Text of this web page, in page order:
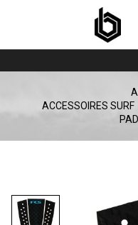
ACCESSOIRES SURF